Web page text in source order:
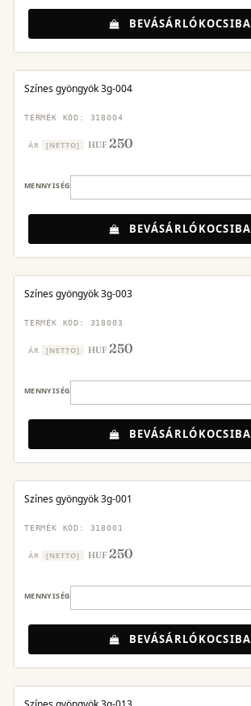
BEVÁSÁRLÓKOCSIBA
Színes gyöngyök 3g-004
TERMÉK KÓD: 318004
ÁR [NETTO] HUF250
MENNYISÉG
BEVÁSÁRLÓKOCSIBA
Színes gyöngyök 3g-003
TERMÉK KÓD: 318003
ÁR [NETTO] HUF250
MENNYISÉG
BEVÁSÁRLÓKOCSIBA
Színes gyöngyök 3g-001
TERMÉK KÓD: 318001
ÁR [NETTO] HUF250
MENNYISÉG
BEVÁSÁRLÓKOCSIBA